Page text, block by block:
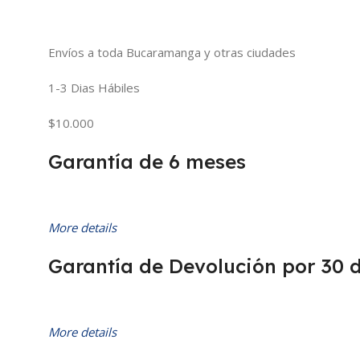
Envíos a toda Bucaramanga y otras ciudades
1-3 Dias Hábiles
$10.000
Garantía de 6 meses
More details
Garantía de Devolución por 30
More details